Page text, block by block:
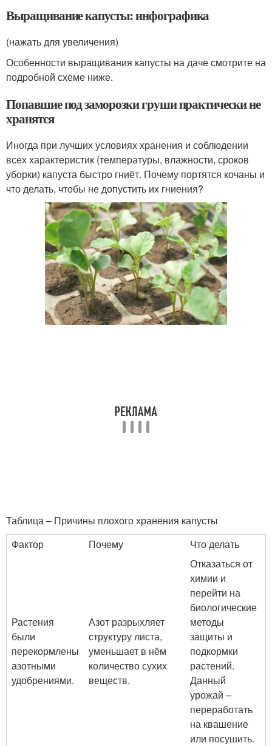
Выращивание капусты: инфографика
(нажать для увеличения)
Особенности выращивания капусты на даче смотрите на
подробной схеме ниже.
Попавшие под заморозки груши практически не
хранятся
Иногда при лучших условиях хранения и соблюдении
всех характеристик (температуры, влажности, сроков
уборки) капуста быстро гниёт. Почему портятся кочаны и
что делать, чтобы не допустить их гниения?
Таблица – Причины плохого хранения капусты
Фактор
Почему Что делать
Растения
были
перекормлены
азотными
удобрениями.
Азот разрыхляет
структуру листа,
уменьшает в нём
количество сухих
веществ.
Отказаться от
химии и
перейти на
биологические
методы
защиты и
подкормки
растений.
Данный
урожай –
переработать
на квашение
или посушить.